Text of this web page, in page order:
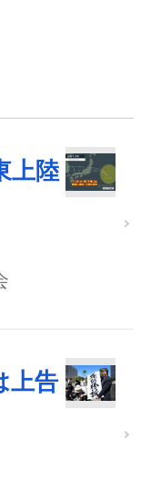
上陸
上告